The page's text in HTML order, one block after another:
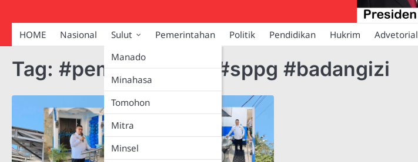
HOME Nasional
Sulut
Manado
Minahasa
Tomohon
Mitra
Minsel
Pemerintahan Politik Pendidikan Hukrim Advetorial
Tag: #pemkabminsel #sppg #badangizi